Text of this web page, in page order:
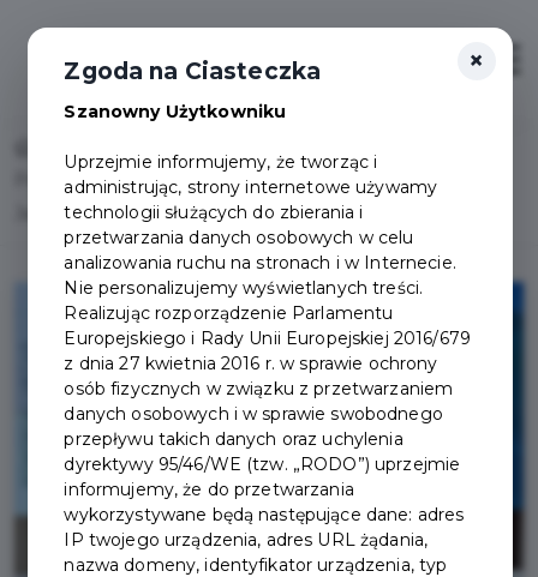
Podpisano umowę o dofinansowanie na budowę ul.
Jaśminowej
×
Zgoda na Ciasteczka
Szanowny Użytkowniku
Uprzejmie informujemy, że tworząc i
administrując, strony internetowe używamy
technologii służących do zbierania i
przetwarzania danych osobowych w celu
analizowania ruchu na stronach i w Internecie.
Nie personalizujemy wyświetlanych treści.
Realizując rozporządzenie Parlamentu
Europejskiego i Rady Unii Europejskiej 2016/679
z dnia 27 kwietnia 2016 r. w sprawie ochrony
osób fizycznych w związku z przetwarzaniem
danych osobowych i w sprawie swobodnego
przepływu takich danych oraz uchylenia
dyrektywy 95/46/WE (tzw. „RODO”) uprzejmie
informujemy, że do przetwarzania
wykorzystywane będą następujące dane: adres
IP twojego urządzenia, adres URL żądania,
nazwa domeny, identyfikator urządzenia, typ